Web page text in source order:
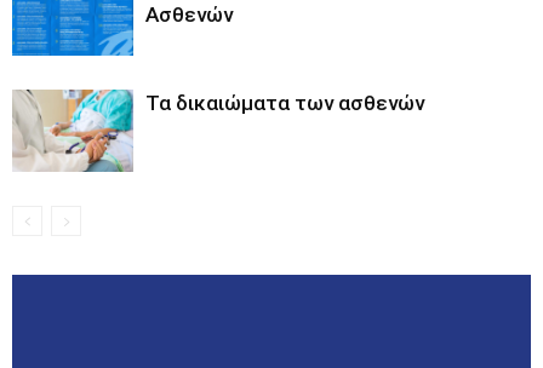
Ασθενών
Τα δικαιώματα των ασθενών